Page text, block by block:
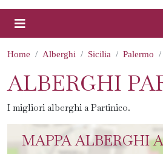
Home Alberghi Sicilia Palermo
ALBERGHI
I migliori alberghi a Partinico.
MAPPA ALBERGHI